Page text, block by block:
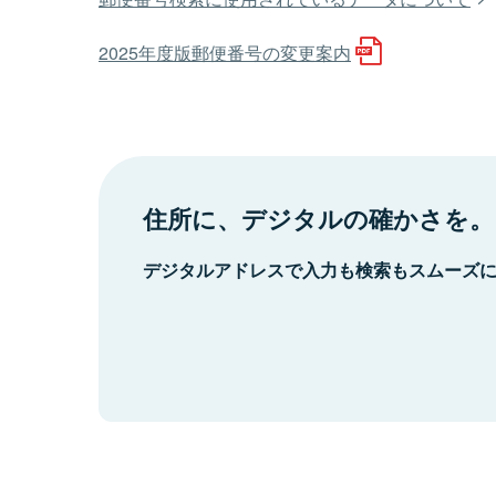
2025年度版郵便番号の変更案内
住所に、デジタルの確かさを。
デジタルアドレスで入力も検索もスムーズ